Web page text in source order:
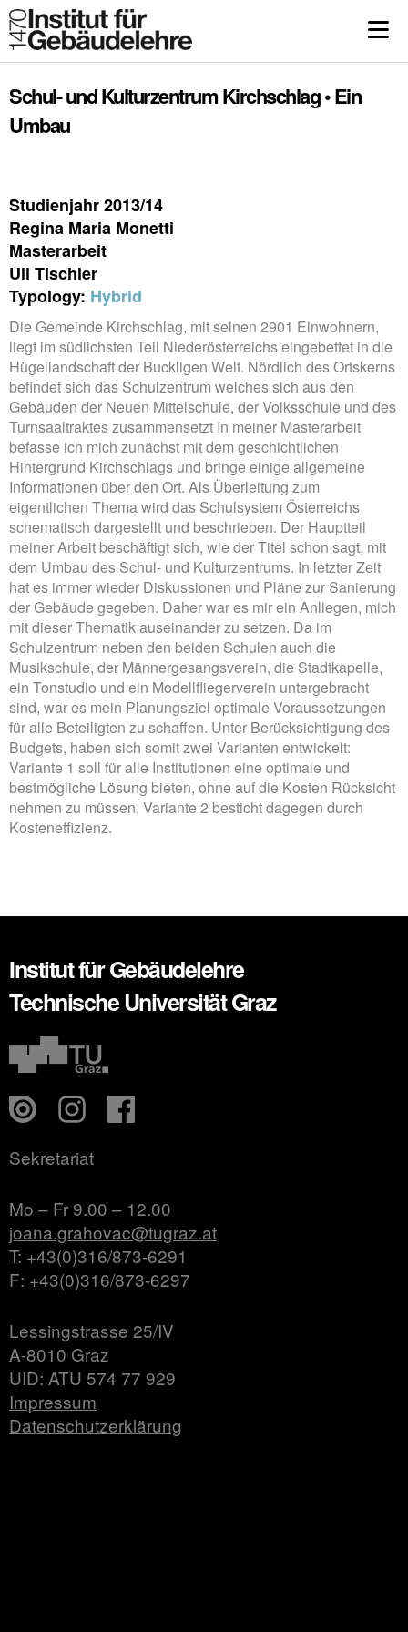
Schul- und Kulturzentrum Kirchschlag • Ein
Umbau
Studienjahr 2013/14
Regina Maria Monetti
Masterarbeit
Uli Tischler
Typology: Hybrid
Die Gemeinde Kirchschlag, mit seinen 2901 Einwohnern,
liegt im südlichsten Teil Niederösterreichs eingebettet in die
Hügellandschaft der Buckligen Welt. Nördlich des Ortskerns
befindet sich das Schulzentrum welches sich aus den
Gebäuden der Neuen Mittelschule, der Volksschule und des
Turnsaaltraktes zusammensetzt In meiner Masterarbeit
befasse ich mich zunächst mit dem geschichtlichen
Hintergrund Kirchschlags und bringe einige allgemeine
Informationen über den Ort. Als Überleitung zum
eigentlichen Thema wird das Schulsystem Österreichs
schematisch dargestellt und beschrieben. Der Hauptteil
meiner Arbeit beschäftigt sich, wie der Titel schon sagt, mit
dem Umbau des Schul- und Kulturzentrums. In letzter Zeit
hat es immer wieder Diskussionen und Pläne zur Sanierung
der Gebäude gegeben. Daher war es mir ein Anliegen, mich
mit dieser Thematik auseinander zu setzen. Da im
Schulzentrum neben den beiden Schulen auch die
Musikschule, der Männergesangsverein, die Stadtkapelle,
ein Tonstudio und ein Modellfliegerverein untergebracht
sind, war es mein Planungsziel optimale Voraussetzungen
für alle Beteiligten zu schaffen. Unter Berücksichtigung des
Budgets, haben sich somit zwei Varianten entwickelt:
Variante 1 soll für alle Institutionen eine optimale und
bestmögliche Lösung bieten, ohne auf die Kosten Rücksicht
nehmen zu müssen, Variante 2 besticht dagegen durch
Kosteneffizienz.
Institut für Gebäudelehre
Technische Universität Graz
Sekretariat
Mo – Fr 9.00 – 12.00
joana.grahovac@tugraz.at
T: +43(0)316/873-6291
F: +43(0)316/873-6297
Lessingstrasse 25/IV
A-8010 Graz
UID: ATU 574 77 929
Impressum
Datenschutzerklärung